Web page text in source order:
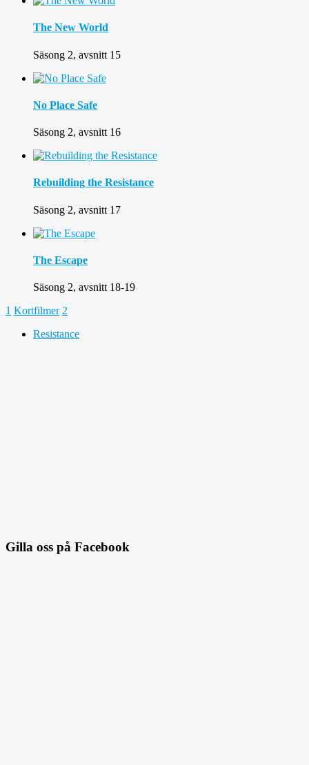
The New World
Säsong 2, avsnitt 15
No Place Safe
Säsong 2, avsnitt 16
Rebuilding the Resistance
Säsong 2, avsnitt 17
The Escape
Säsong 2, avsnitt 18-19
1 Kortfilmer 2
Resistance
Gilla oss på Facebook